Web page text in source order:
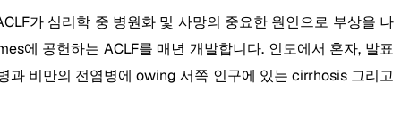
가 심리학 중 병원화 및 사망의 중요한 원인으로 부상을 나
에 공헌하는 ACLF를 매년 개발합니다. 인도에서 혼자, 발표
과 비만의 전염병에 owing 서쪽 인구에 있는 cirrhosis 그리고